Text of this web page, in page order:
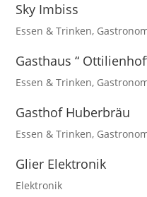
Sky Imbiss
Essen & Trinken,
Gasthaus “
Essen & Trinken,
Gasthof Huberbräu
Essen & Trinken,
Glier Elektronik
Elektronik